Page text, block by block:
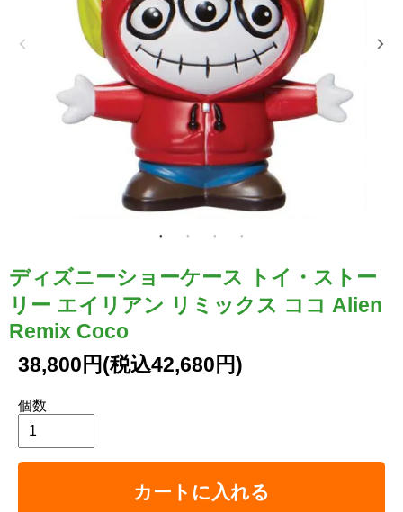
ディズニーショーケース トイ・ストー
リー エイリアン リミックス ココ Alien
Remix Coco
38,800円(税込42,680円)
個数
カートに入れる